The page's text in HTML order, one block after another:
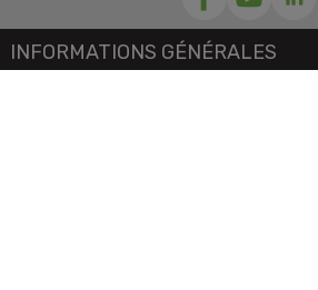
INFORMATIONS GÉNÉRALES